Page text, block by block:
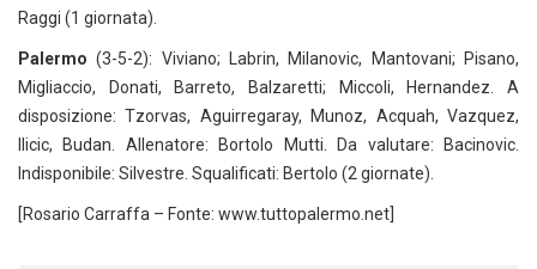
Raggi (1 giornata).
Palermo (3-5-2): Viviano; Labrin, Milanovic, Mantovani; Pisano,
Migliaccio, Donati, Barreto, Balzaretti; Miccoli, Hernandez. A
disposizione: Tzorvas, Aguirregaray, Munoz, Acquah, Vazquez,
Ilicic, Budan. Allenatore: Bortolo Mutti. Da valutare: Bacinovic.
Indisponibile: Silvestre. Squalificati: Bertolo (2 giornate).
[Rosario Carraffa – Fonte: www.tuttopalermo.net]